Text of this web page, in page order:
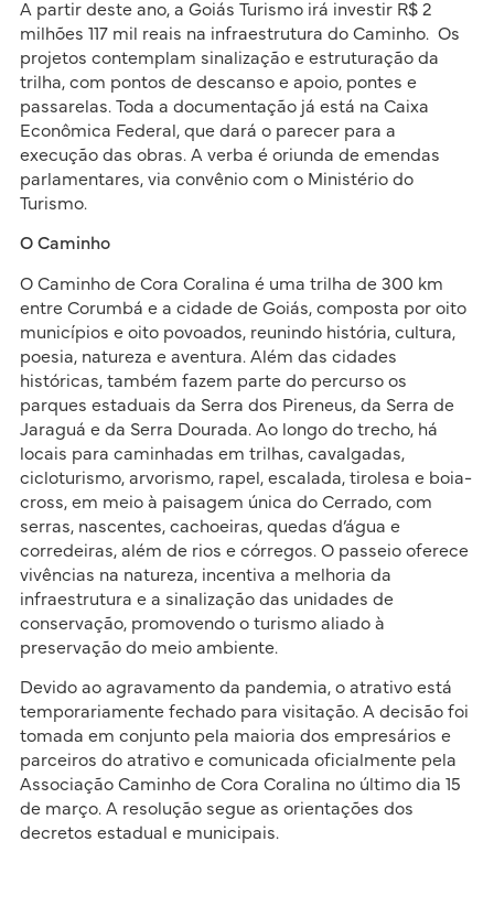
A partir deste ano, a Goiás Turismo irá investir R$ 2
milhões 117 mil reais na infraestrutura do Caminho. Os
projetos contemplam sinalização e estruturação da
trilha, com pontos de descanso e apoio, pontes e
passarelas. Toda a documentação já está na Caixa
Econômica Federal, que dará o parecer para a
execução das obras. A verba é oriunda de emendas
parlamentares, via convênio com o Ministério do
Turismo.
O Caminho
O Caminho de Cora Coralina é uma trilha de 300 km
entre Corumbá e a cidade de Goiás, composta por oito
municípios e oito povoados, reunindo história, cultura,
poesia, natureza e aventura. Além das cidades
históricas, também fazem parte do percurso os
parques estaduais da Serra dos Pireneus, da Serra de
Jaraguá e da Serra Dourada. Ao longo do trecho, há
locais para caminhadas em trilhas, cavalgadas,
cicloturismo, arvorismo, rapel, escalada, tirolesa e boia-
cross, em meio à paisagem única do Cerrado, com
serras, nascentes, cachoeiras, quedas d’água e
corredeiras, além de rios e córregos. O passeio oferece
vivências na natureza, incentiva a melhoria da
infraestrutura e a sinalização das unidades de
conservação, promovendo o turismo aliado à
preservação do meio ambiente.
Devido ao agravamento da pandemia, o atrativo está
temporariamente fechado para visitação. A decisão foi
tomada em conjunto pela maioria dos empresários e
parceiros do atrativo e comunicada oficialmente pela
Associação Caminho de Cora Coralina no último dia 15
de março. A resolução segue as orientações dos
decretos estadual e municipais.